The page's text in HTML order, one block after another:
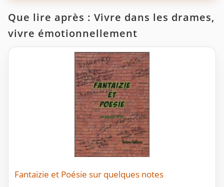
Que lire après : Vivre dans les drames,
vivre émotionnellement
Fantaizie et Poésie sur quelques notes